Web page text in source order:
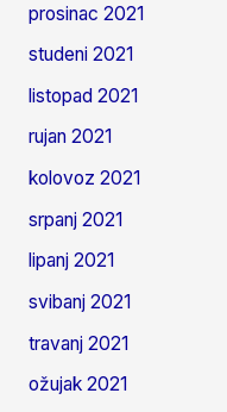
prosinac 2021
studeni 2021
listopad 2021
rujan 2021
kolovoz 2021
srpanj 2021
lipanj 2021
svibanj 2021
travanj 2021
ožujak 2021